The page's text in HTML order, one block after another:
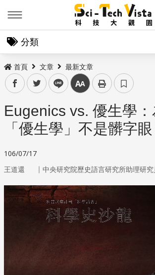
分類
首頁 文章 最新文章
facebooktwitter line 中
Eugenics vs. 優生學
「優生學」不是髒字眼
106/07/17
王道還 ｜ 中央研究院歷史語言研究所助理研究